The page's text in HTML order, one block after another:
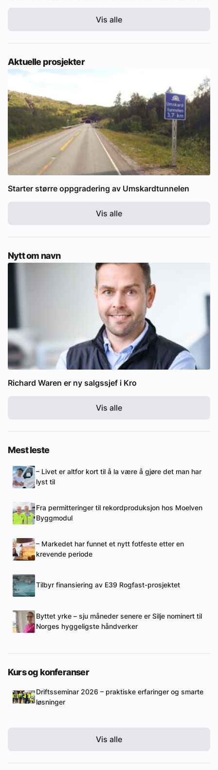
Vis alle
Aktuelle prosjekter
Starter større oppgradering av Umskardtunnelen
Vis alle
Nytt om navn
Richard Waren er ny salgssjef i Kro
Vis alle
Mest leste
– Livet er altfor kort til å la være å gjøre det man har
lyst til
Fra permitteringer til rekordproduksjon hos Moelven
Byggmodul
– Markedet har funnet et nytt fotfeste etter en
krevende periode
Tilbyr finansiering av E39 Rogfast-prosjektet
Byttet yrke – sju måneder senere er Silje nominert til
Norges hyggeligste håndverker
Kurs og konferanser
Driftsseminar 2026 – praktiske erfaringer og smarte
løsninger
Vis alle